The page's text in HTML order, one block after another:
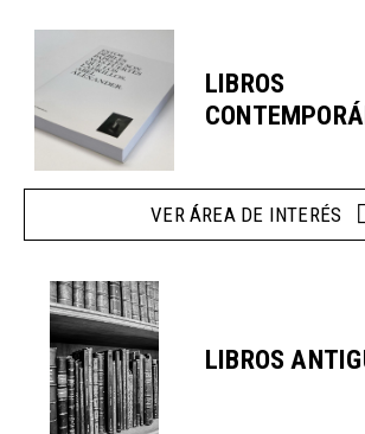
LIBROS
VER ÁREA DE INTERÉS
LIBROS